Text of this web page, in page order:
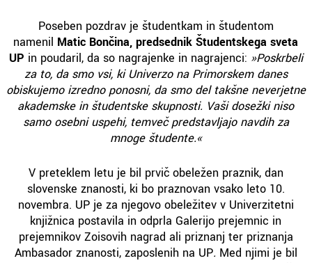
Poseben pozdrav je študentkam in študentom
namenil Matic Bončina, predsednik Študentskega sveta
UP in poudaril, da so nagrajenke in nagrajenci: »Poskrbeli
za to, da smo vsi, ki Univerzo na Primorskem danes
obiskujemo izredno ponosni, da smo del takšne neverjetne
akademske in študentske skupnosti. Vaši dosežki niso
samo osebni uspehi, temveč predstavljajo navdih za
mnoge študente.«
V preteklem letu je bil prvič obeležen praznik, dan
slovenske znanosti, ki bo praznovan vsako leto 10.
novembra. UP je za njegovo obeležitev v Univerzitetni
knjižnica postavila in odprla Galerijo prejemnic in
prejemnikov Zoisovih nagrad ali priznanj ter priznanja
Ambasador znanosti, zaposlenih na UP. Med njimi je bil